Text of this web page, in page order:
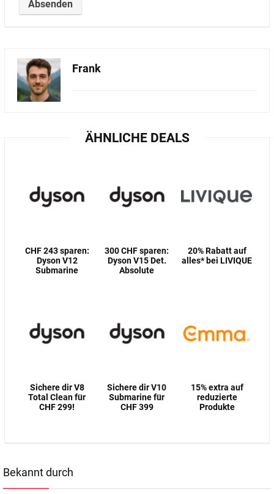
Frank
ÄHNLICHE DEALS
CHF 243 sparen:
Dyson V12
Submarine
300 CHF sparen:
Dyson V15 Det.
Absolute
20% Rabatt auf
alles* bei LIVIQUE
Sichere dir V8
Total Clean für
CHF 299!
Sichere dir V10
Submarine für
CHF 399
15% extra auf
reduzierte
Produkte
Bekannt durch